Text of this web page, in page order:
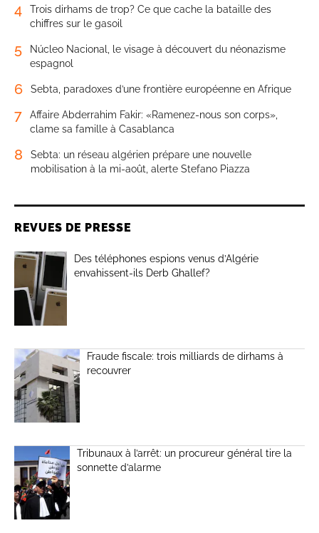
4
Trois dirhams de trop? Ce que cache la bataille des
chiffres sur le gasoil
5
Núcleo Nacional, le visage à découvert du néonazisme
espagnol
6 Sebta, paradoxes d’une frontière européenne en Afrique
7
Affaire Abderrahim Fakir: «Ramenez-nous son corps»,
clame sa famille à Casablanca
8
Sebta: un réseau algérien prépare une nouvelle
mobilisation à la mi-août, alerte Stefano Piazza
REVUES DE PRESSE
Des téléphones espions venus d’Algérie
envahissent-ils Derb Ghallef?
Fraude fiscale: trois milliards de dirhams à
recouvrer
Tribunaux à l’arrêt: un procureur général tire la
sonnette d’alarme